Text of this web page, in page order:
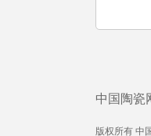
中国陶瓷
版权所有 中